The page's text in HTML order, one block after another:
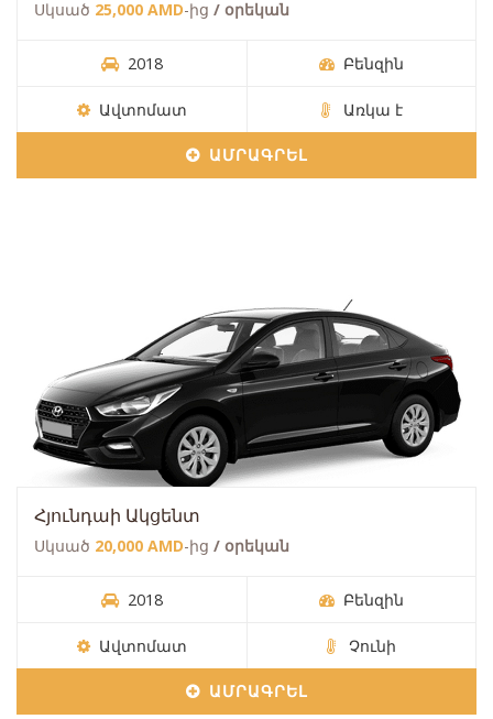
Սկսած 25,000 AMD-ից / օրեկան
2018 Բենզին
Ավտոմատ Առկա է
ԱՄՐԱԳՐԵԼ
Հյունդաի Ակցենտ
Սկսած 20,000 AMD-ից / օրեկան
2018 Բենզին
Ավտոմատ Չունի
ԱՄՐԱԳՐԵԼ